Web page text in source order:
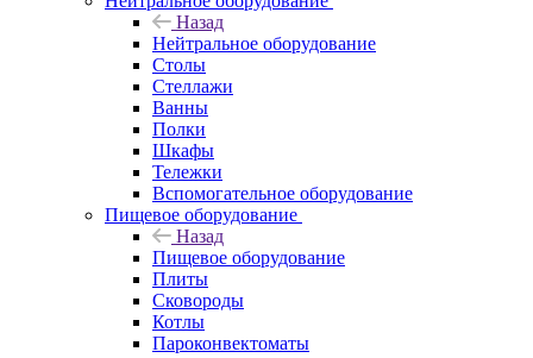
Назад
Нейтральное оборудование
Столы
Стеллажи
Ванны
Полки
Шкафы
Тележки
Вспомогательное оборудование
Пищевое оборудование
Назад
Пищевое оборудование
Плиты
Сковороды
Котлы
Пароконвектоматы